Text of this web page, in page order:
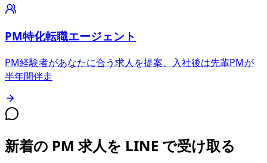
PM特化転職エージェント
PM経験者があなたに合う求人を提案、入社後は先輩PMが
半年間伴走
新着の PM 求人を LINE で受け取る